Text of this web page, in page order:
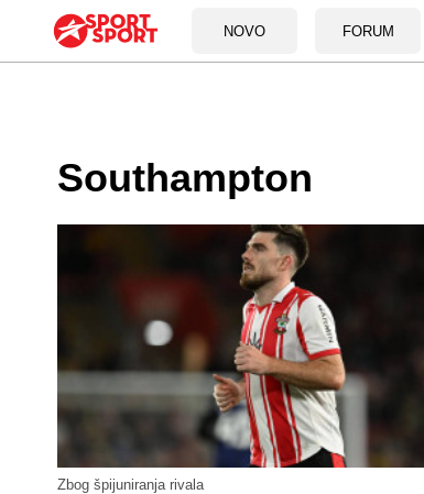
NOVO FORUM
Southampton
Zbog špijuniranja rivala